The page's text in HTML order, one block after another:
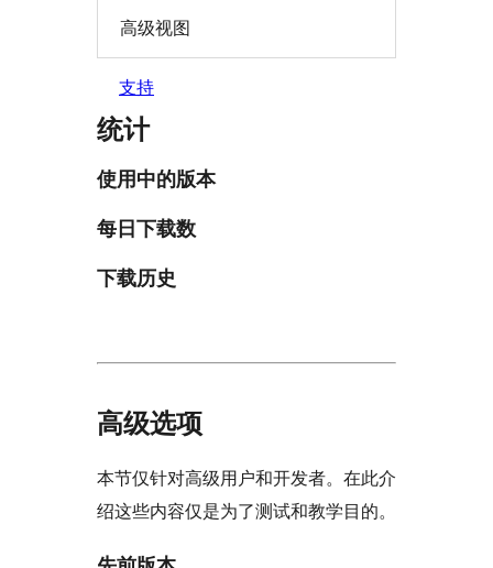
高级视图
支持
统计
使用中的版本
每日下载数
下载历史
高级选项
本节仅针对高级用户和开发者。在此介
绍这些内容仅是为了测试和教学目的。